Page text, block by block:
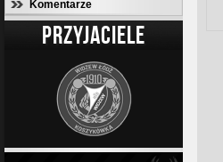
Komentarze
PRZYJACIELE